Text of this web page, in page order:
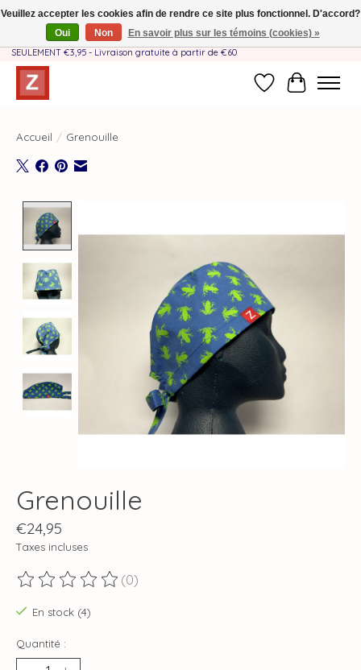
Fait à la main par une équipe mère-fille❤️ - Frais de livraison BE & NL
SEULEMENT €3,95 - Livraison gratuite à partir de €60
Liste dePanier
Accueil / Grenouille
Grenouille
€24,95
Taxes incluses
Ce produit est évalué à
(0)
En stock (4)
Quantité :
Veuillez accepter les cookies afin de rendre ce site plus fonctionnel. D'accord?
Oui
Non En savoir plus sur les témoins (cookies) »